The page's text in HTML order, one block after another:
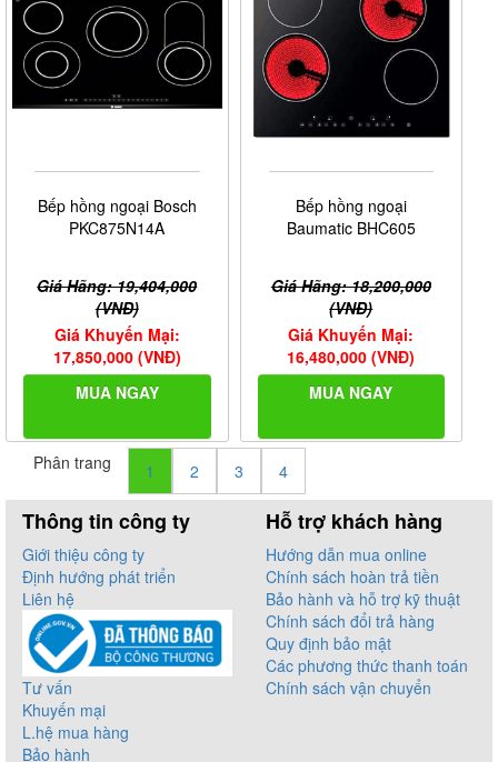
Bếp hồng ngoại Bosch
PKC875N14A
Giá Hãng: 19,404,000
(VNĐ)
Giá Khuyến Mại:
17,850,000 (VNĐ)
MUA NGAY
Bếp hồng ngoại
Baumatic BHC605
Giá Hãng: 18,200,000
(VNĐ)
Giá Khuyến Mại:
16,480,000 (VNĐ)
MUA NGAY
Phân trang 1 2 3 4
Thông tin công ty
Giới thiệu công ty
Định hướng phát triển
Liên hệ
Tư vấn
Khuyến mại
L.hệ mua hàng
Bảo hành
Hỗ trợ khách hàng
Hướng dẫn mua online
Chính sách hoàn trả tiền
Bảo hành và hỗ trợ kỹ thuật
Chính sách đổi trả hàng
Quy định bảo mật
Các phương thức thanh toán
Chính sách vận chuyển